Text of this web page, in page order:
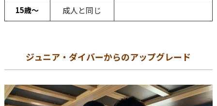
15歳～ 成人と同じ
ジュニア・ダイバーからのアップグレード